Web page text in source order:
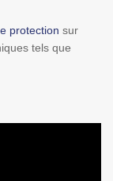
protection sur
tels que